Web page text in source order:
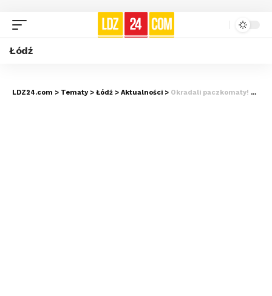
Łódź
LDZ24.com > Tematy > Łódź > Aktualności > Okradali paczkomaty! Wpadli na gorącym uczynku